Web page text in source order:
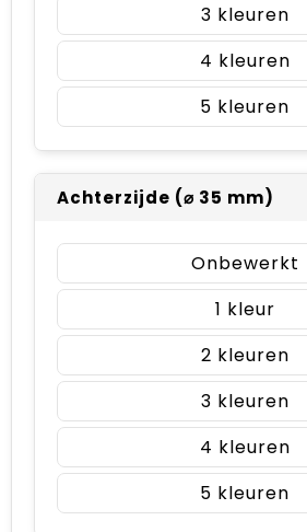
3
4
5
Achterzijde (⌀ 35 mm)
Onbewerkt
1
2
3
4
5